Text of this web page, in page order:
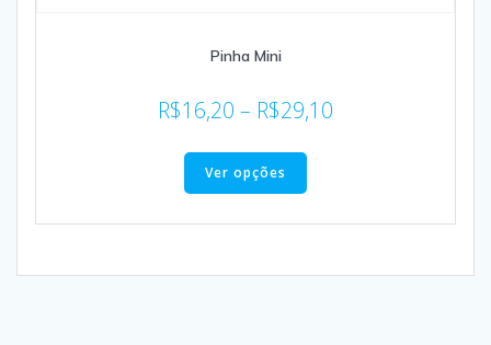
Pinha Mini
R$16,20 – R$29,10
Ver opções